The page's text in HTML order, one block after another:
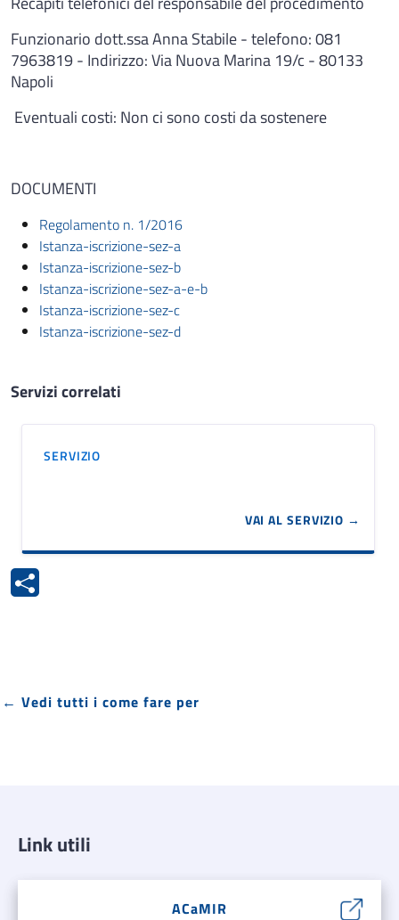
Funzionario dott.ssa Anna Stabile - telefono: 081
7963819 - Indirizzo: Via Nuova Marina 19/c - 80133
Napoli
Eventuali costi: Non ci sono costi da sostenere
DOCUMENTI
Regolamento n. 1/2016
Istanza-iscrizione-sez-a
Istanza-iscrizione-sez-b
Istanza-iscrizione-sez-a-e-b
Istanza-iscrizione-sez-c
Istanza-iscrizione-sez-d
Servizi correlati
SERVIZIO
VAI AL SERVIZIO →
← Vedi tutti i come fare per
Link utili
ACaMIR